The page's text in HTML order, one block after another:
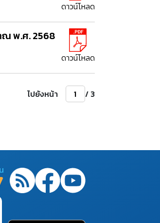
ดาวน์โหลด
ณ พ.ศ. 2568
ดาวน์โหลด
ไปยังหน้า / 3